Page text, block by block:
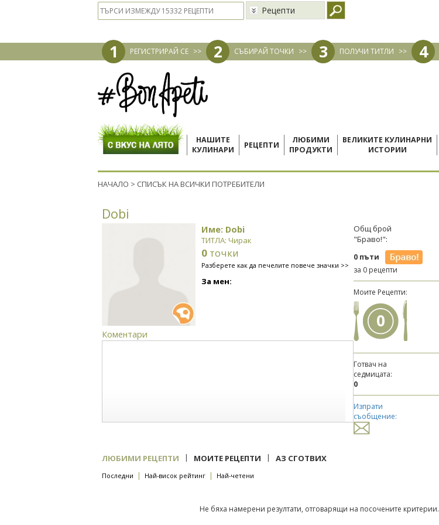
Рецепти
1 РЕГИСТРИРАЙ СЕ >> 2 СЪБИРАЙ ТОЧКИ >> 3 ПОЛУЧИ ТИТЛИ >> 4
НАШИТЕ
КУЛИНАРИ
РЕЦЕПТИ
ЛЮБИМИ
ПРОДУКТИ
ВЕЛИКИТЕ КУЛИНАРНИ
ИСТОРИИ
НАЧАЛО > СПИСЪК НА ВСИЧКИ ПОТРЕБИТЕЛИ
Dobi
Име: Dobi
ТИТЛА: Чирак
0 точки
Разберете как да печелите повече значки >>
За мен:
Коментари
Общ брой
"Браво!":
0 пъти
за 0 рецепти
Моите Рецепти:
0
Готвач на
седмицата:
0
Изпрати
съобщение:
ЛЮБИМИ РЕЦЕПТИ | МОИТЕ РЕЦЕПТИ | АЗ СГОТВИХ
Последни | Най-висок рейтинг | Най-четени
Не бяха намерени резултати, отговарящи на посочените критерии.